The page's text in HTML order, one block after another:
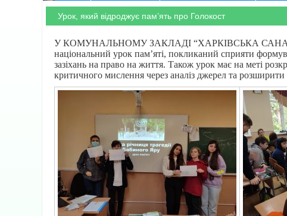
Урок, який відроджує пам’ять про Голокост
У КОМУНАЛЬНОМУ ЗАКЛАДІ “ХАРКІВСЬКА
національний урок пам’яті, покликаний сприяти
зазіхань на право на життя. Також урок має на меті
критичного мислення через аналіз джерел та розширити